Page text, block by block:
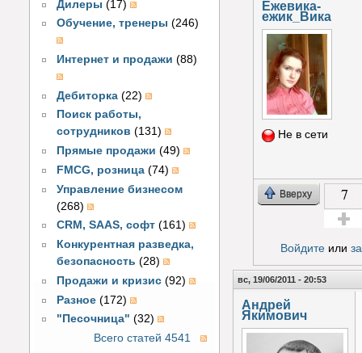
Дилеры (17)
Обучение, тренеры (246)
Интернет и продажи (88)
Дебиторка (22)
Поиск работы,
сотрудников (131)
Прямые продажи (49)
FMCG, розница (74)
Управление бизнесом
(268)
CRM, SAAS, софт (161)
Конкурентная разведка,
безопасность (28)
Продажи и кризис (92)
Разное (172)
"Песочница" (32)
Всего статей 4541
Ежевика-
ежик_Вика
Не в сети
Вверху 7
Войдитеили
вс, 19/06/2011 - 20:53
Андрей
Якимович